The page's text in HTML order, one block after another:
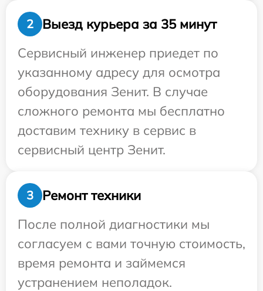
2
Выезд курьера за 35 минут
Сервисный инженер приедет по
указанному адресу для осмотра
оборудования Зенит. В случае
сложного ремонта мы бесплатно
доставим технику в сервис в
сервисный центр Зенит.
3
Ремонт техники
После полной диагностики мы
согласуем с вами точную стоимость,
время ремонта и займемся
устранением неполадок.